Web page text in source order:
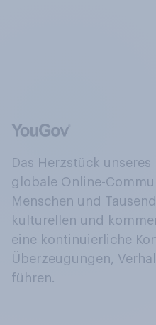
Das Herzstück
globale Online-
Menschen und
kulturellen und
eine kontinuierliche
Überzeugungen,
führen.